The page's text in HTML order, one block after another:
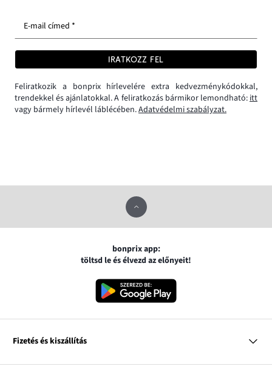
E-mail címed *
IRATKOZZ FEL
Feliratkozik a bonprix hírlevelére extra kedvezménykódokkal,
trendekkel és ajánlatokkal. A feliratkozás bármikor lemondható: itt
vagy bármely hírlevél láblécében.Adatvédelmi szabályzat.
bonprix app:
töltsd le és élvezd az előnyeit!
Fizetés és kiszállítás